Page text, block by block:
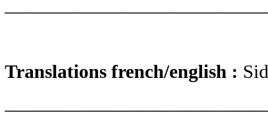
Translations french/english :